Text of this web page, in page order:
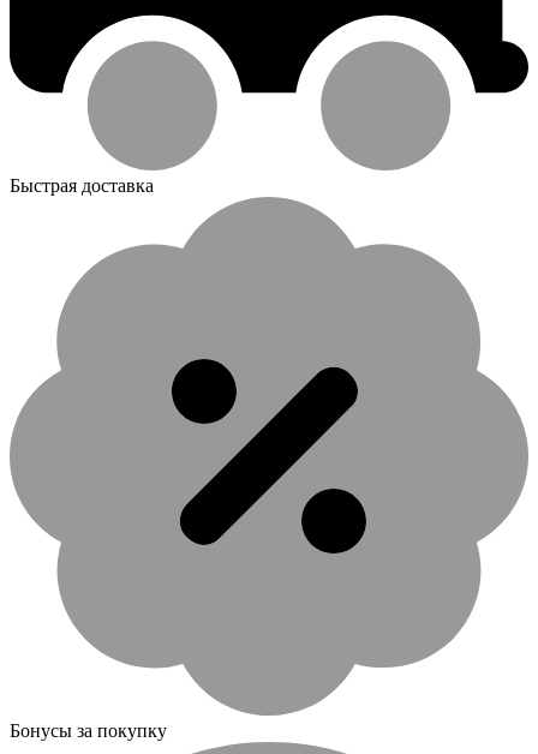
Быстрая доставка
Бонусы за покупку